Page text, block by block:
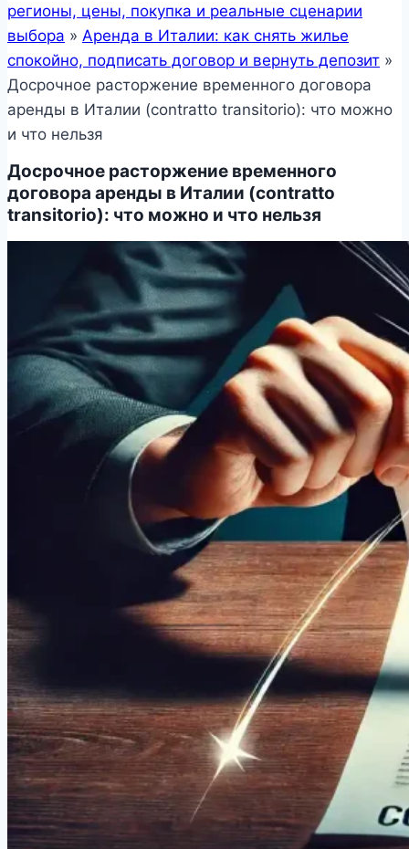
регионы, цены, покупка и реальные сценарии
выбора » Аренда в Италии: как снять жилье
спокойно, подписать договор и вернуть депозит »
Досрочное расторжение временного договора
аренды в Италии (contratto transitorio): что можно
и что нельзя
Досрочное расторжение временного
договора аренды в Италии (contratto
transitorio): что можно и что нельзя